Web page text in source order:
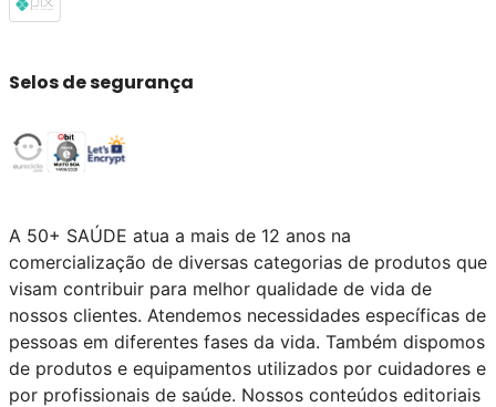
Selos de segurança
A 50+ SAÚDE atua a mais de 12 anos na
comercialização de diversas categorias de produtos que
visam contribuir para melhor qualidade de vida de
nossos clientes. Atendemos necessidades específicas de
pessoas em diferentes fases da vida. Também dispomos
de produtos e equipamentos utilizados por cuidadores e
por profissionais de saúde. Nossos conteúdos editoriais